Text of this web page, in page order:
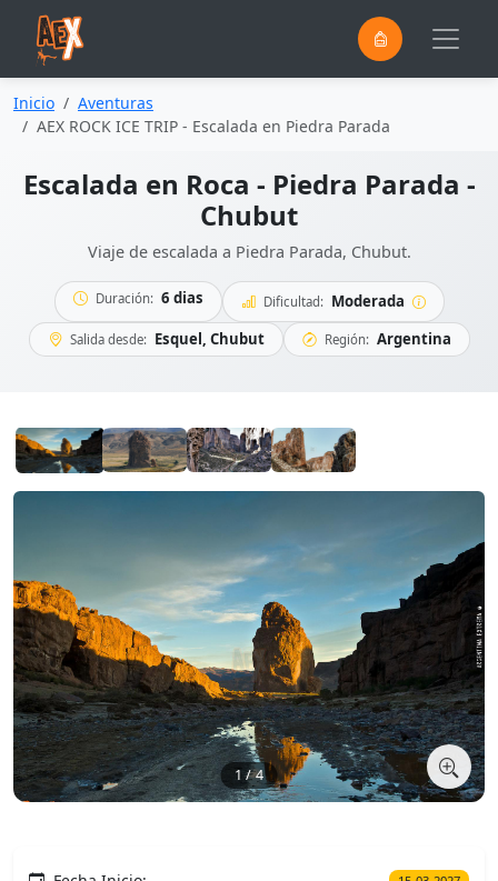
Inicio
Aventuras
AEX ROCK ICE TRIP - Escalada en Piedra Parada
Escalada en Roca - Piedra Parada -
Chubut
Viaje de escalada a Piedra Parada, Chubut.
Duración: 6 dias Dificultad: Moderada
Salida desde: Esquel, Chubut Región: Argentina
1 / 4